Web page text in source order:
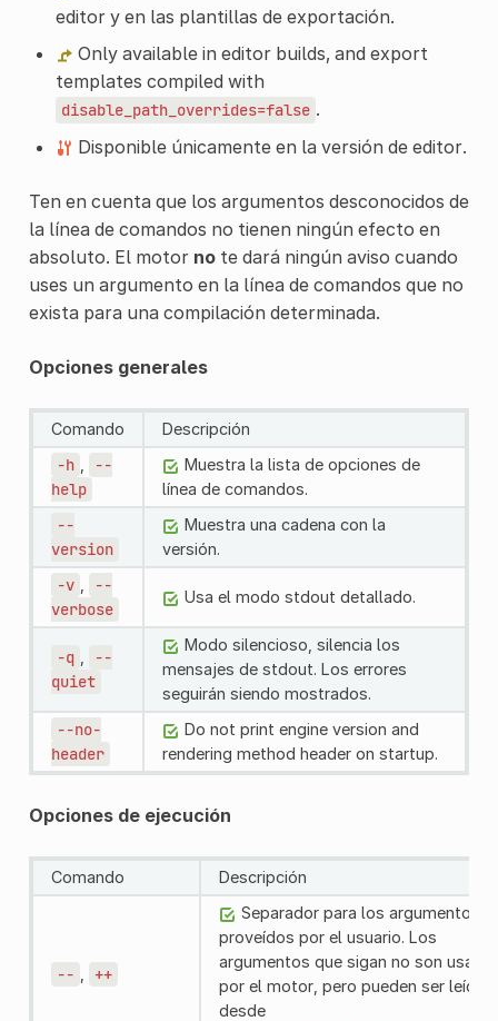
editor y en las plantillas de exportación.
Only available in editor builds, and export
templates compiled with
disable_path_overrides=false .
Disponible únicamente en la versión de editor.
Ten en cuenta que los argumentos desconocidos de
la línea de comandos no tienen ningún efecto en
absoluto. El motor note dará ningún aviso cuando
uses un argumento en la línea de comandos que no
exista para una compilación determinada.
Opciones generales
Comando Descripción
-h
--
help
Muestra la lista de opciones de
línea de comandos.
--
version
Muestra una cadena con la
versión.
-v
--
verbose
Usa el modo stdout detallado.
-q
--
quiet
Modo silencioso, silencia los
mensajes de stdout. Los errores
seguirán siendo mostrados.
--no-
header
Do not print engine version and
rendering method header on startup.
Opciones de ejecución
Comando Descripción
-- ++
Separador para los argumentos
proveídos por el usuario. Los
argumentos que sigan no son
por el motor, pero pueden ser leídos
desde